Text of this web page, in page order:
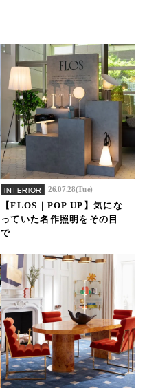
INTERIOR 26.07.28(Tue)
【FLOS｜POP UP】気にな
っていた名作照明をその目
で